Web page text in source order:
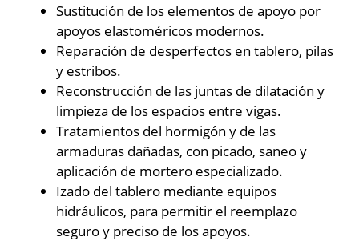
Sustitución de los elementos de apoyo por
apoyos elastoméricos modernos.
Reparación de desperfectos en tablero, pilas
y estribos.
Reconstrucción de las juntas de dilatación y
limpieza de los espacios entre vigas.
Tratamientos del hormigón y de las
armaduras dañadas, con picado, saneo y
aplicación de mortero especializado.
Izado del tablero mediante equipos
hidráulicos, para permitir el reemplazo
seguro y preciso de los apoyos.